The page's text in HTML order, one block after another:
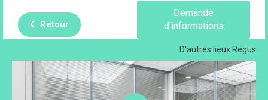
Retour
Demande
d'informations
D'autres lieux Regus